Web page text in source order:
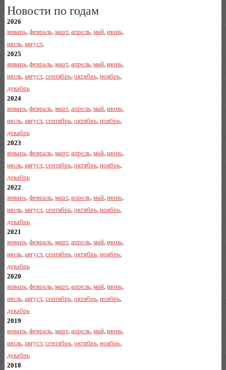
Новости по годам
2026
январь, февраль, март, апрель, май, июнь,
июль, август,
2025
январь, февраль, март, апрель, май, июнь,
июль, август, сентябрь, октябрь, ноябрь,
декабрь
2024
январь, февраль, март, апрель, май, июнь,
июль, август, сентябрь, октябрь, ноябрь,
декабрь
2023
январь, февраль, март, апрель, май, июнь,
июль, август, сентябрь, октябрь, ноябрь,
декабрь
2022
январь, февраль, март, апрель, май, июнь,
июль, август, сентябрь, октябрь, ноябрь,
декабрь
2021
январь, февраль, март, апрель, май, июнь,
июль, август, сентябрь, октябрь, ноябрь,
декабрь
2020
январь, февраль, март, апрель, май, июнь,
июль, август, сентябрь, октябрь, ноябрь,
декабрь
2019
январь, февраль, март, апрель, май, июнь,
июль, август, сентябрь, октябрь, ноябрь,
декабрь
2018